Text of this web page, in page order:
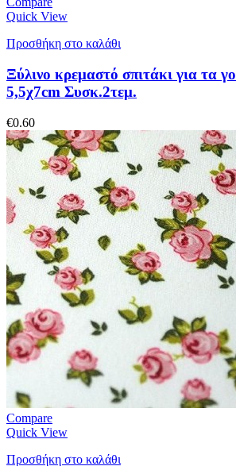
Quick View
Προσθήκη στο καλάθι
Ξύλινο κρεμαστό σπιτάκι για τα
5,5χ7cm Συσκ.2τεμ.
€0.60
Compare
Quick View
Προσθήκη στο καλάθι